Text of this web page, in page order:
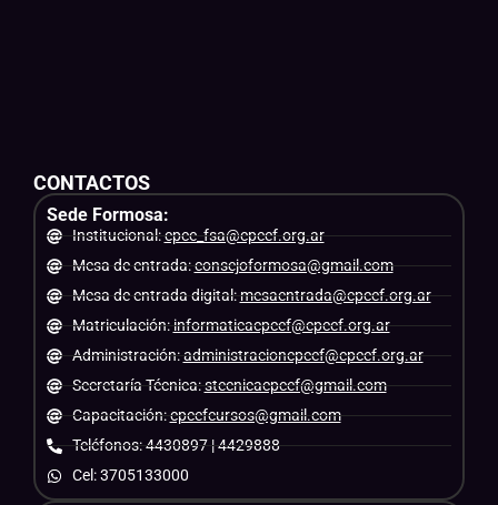
CONTACTOS
Sede Formosa:
Institucional:cpce_fsa@cpcef.org.ar
Mesa de entrada:consejoformosa@gmail.com
Mesa de entrada digital:mesaentrada@cpcef.org.ar
Matriculación:informaticacpcef@cpcef.org.ar
Administración:administracioncpcef@cpcef.org.ar
Secretaría Técnica:stecnicacpcef@gmail.com
Capacitación:cpcefcursos@gmail.com
Teléfonos: 4430897 | 4429888
Cel: 3705133000